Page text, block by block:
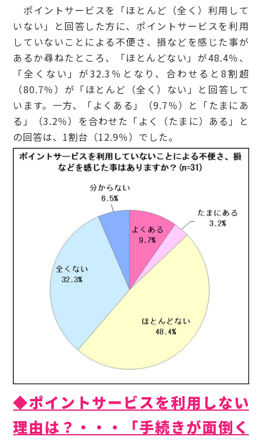
ポイントサービスを「ほとんど（全く）利用して
いない」と回答した方に、ポイントサービスを利用
していないことによる不便さ、損などを感じた事が
あるか尋ねたところ、「ほとんどない」が48.4％、
「全くない」が32.3％となり、合わせると8割超
（80.7％）が「ほとんど（全く）ない」と回答して
います。一方、「よくある」（9.7％）と「たまにあ
る」（3.2％）を合わせた「よく（たまに）ある」と
の回答は、1割台（12.9％）でした。
◆ポイントサービスを利用しない
理由は？・・・「手続きが面倒く